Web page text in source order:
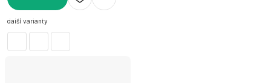
DO KOŠÍKU
další varianty